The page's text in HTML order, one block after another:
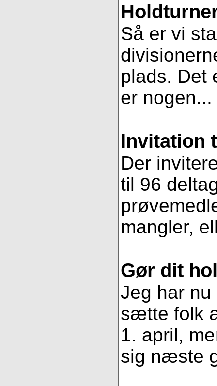
Så er vi
plads. Det
er nogen...
Invitation
Der
til 96
mangler,
Gør dit
Jeg har
sætte folk
1. april,
sig næste